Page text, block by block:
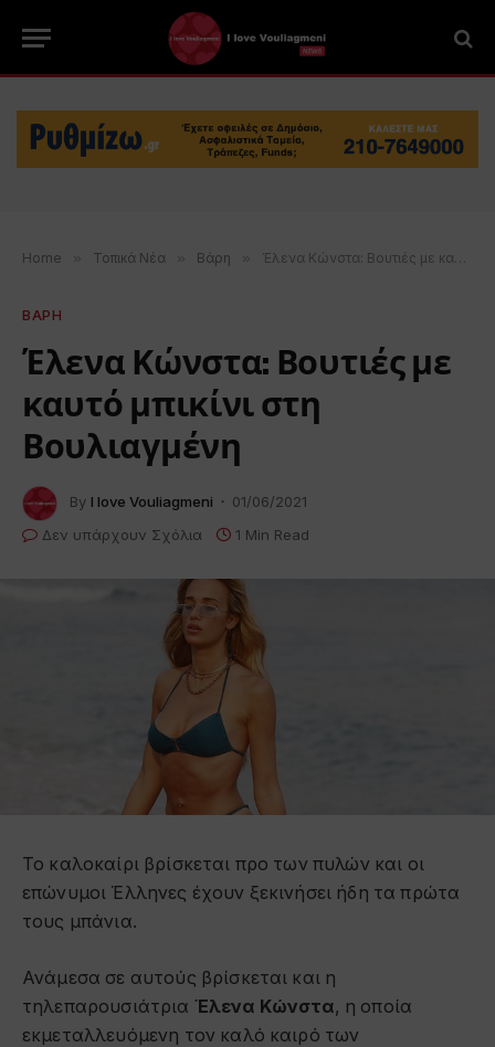
Home » Τοπικά Νέα » Βάρη » Έλενα Κώνστα: Βουτιές με καυτό μπικίνι στη Βουλιαγμένη
ΒΑΡΗ
Έλενα Κώνστα: Βουτιές με
καυτό μπικίνι στη
Βουλιαγμένη
By I love Vouliagmeni
01/06/2021
Δεν υπάρχουν Σχόλια
1 Min Read
Το καλοκαίρι βρίσκεται προ των πυλών και οι
επώνυμοι Έλληνες έχουν ξεκινήσει ήδη τα πρώτα
τους μπάνια.
Ανάμεσα σε αυτούς βρίσκεται και η
τηλεπαρουσιάτρια Έλενα Κώνστα, η οποία
εκμεταλλευόμενη τον καλό καιρό των